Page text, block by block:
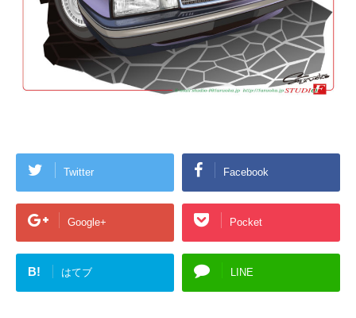
Twitter Facebook
Google+ Pocket
B! はてブ LINE